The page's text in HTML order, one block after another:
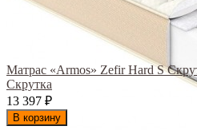
Матрас «Armos» Zefir Hard S
Скрутка
13 397 ₽
В корзину